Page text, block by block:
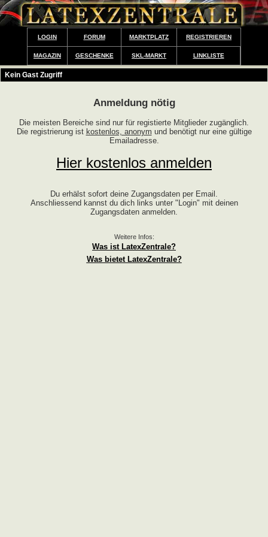
LOGIN FORUM MARKTPLATZ REGISTRIEREN
MAGAZIN GESCHENKE SKL-MARKT LINKLISTE
Kein Gast Zugriff
Anmeldung nötig
Die meisten Bereiche sind nur für registierte Mitglieder zugänglich.
Die registrierung ist kostenlos, anonym und benötigt nur eine gültige
Emailadresse.
Hier kostenlos anmelden
Du erhälst sofort deine Zugangsdaten per Email.
Anschliessend kannst du dich links unter "Login" mit deinen
Zugangsdaten anmelden.
Weitere Infos:
Was ist LatexZentrale?
Was bietet LatexZentrale?